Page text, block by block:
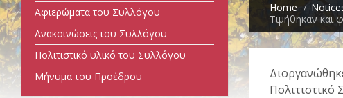
Home
Τιμήθηκαν και
Πολιτιστικό
Αφιερώματα του Συλλόγου
Ανακοινώσεις του Συλλόγου
Πολιτιστικό υλικό του Συλλόγου
Μήνυμα του Προέδρου